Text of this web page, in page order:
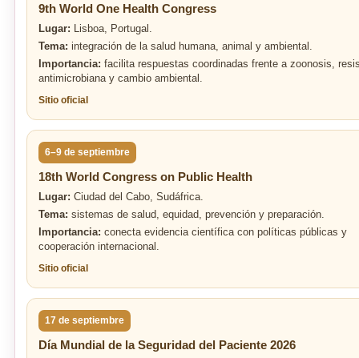
9th World One Health Congress
Lugar: Lisboa, Portugal.
Tema: integración de la salud humana, animal y ambiental.
Importancia: facilita respuestas coordinadas frente a zoonosis,
antimicrobiana y cambio ambiental.
Sitio oficial
6–9 de septiembre
18th World Congress on Public Health
Lugar: Ciudad del Cabo, Sudáfrica.
Tema: sistemas de salud, equidad, prevención y preparación.
Importancia: conecta evidencia científica con políticas públicas y
cooperación internacional.
Sitio oficial
17 de septiembre
Día Mundial de la Seguridad del Paciente 2026